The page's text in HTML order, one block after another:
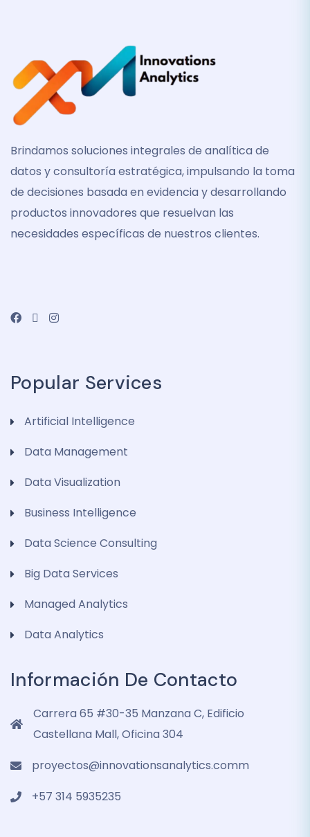
Brindamos soluciones integrales de analítica de
datos y consultoría estratégica, impulsando la toma
de decisiones basada en evidencia y desarrollando
productos innovadores que resuelvan las
necesidades específicas de nuestros clientes.
Popular Services
Artificial Intelligence
Data Management
Data Visualization
Business Intelligence
Data Science Consulting
Big Data Services
Managed Analytics
Data Analytics
Información De Contacto
Carrera 65 #30-35 Manzana C, Edificio
Castellana Mall, Oficina 304
proyectos@innovationsanalytics.comm
+57 314 5935235‬